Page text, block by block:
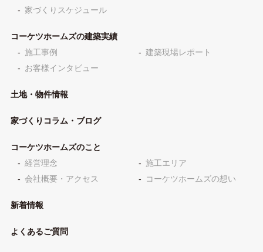
家づくりスケジュール
コーケツホームズの建築実績
施工事例
建築現場レポート
お客様インタビュー
土地・物件情報
家づくりコラム・ブログ
コーケツホームズのこと
経営理念
施工エリア
会社概要・アクセス
コーケツホームズの想い
新着情報
よくあるご質問